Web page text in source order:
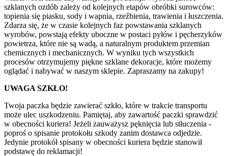
szklanych ozdób zależy od kolejnych etapów obróbki surowców:
topienia się piasku, sody i wapnia, rzeźbienia, trawienia i łuszczenia.
Zdarza się, że w czasie kolejnych faz powstawania szklanych
wyrobów, powstają efekty uboczne w postaci pyłów i pęcherzyków
powietrza, które nie są wadą, a naturalnym produktem przemian
chemicznych i mechanicznych. W wyniku tych wszystkich
procesów otrzymujemy piękne szklane dekoracje, które możemy
oglądać i nabywać w naszym sklepie. Zapraszamy na zakupy!
UWAGA SZKŁO!
Twoja paczka będzie zawierać szkło, które w trakcie transportu
może ulec uszkodzeniu. Pamiętaj, aby zawartość paczki sprawdzić
w obecności kuriera! Jeżeli zauważysz pęknięcia lub stłuczenia -
poproś o spisanie protokołu szkody zanim dostawca odjedzie.
Jedynie protokół spisany w obecności kuriera będzie stanowił
podstawę do reklamacji!